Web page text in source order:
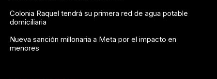
Colonia Raquel tendrá su primera red de agua potable
domiciliaria
Nueva sanción millonaria a Meta por el impacto en
menores